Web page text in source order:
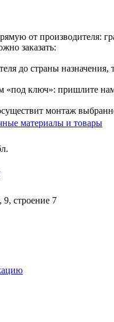
от производителя:
заказать:
до страны
ключ»: пришлите
монтаж
материалы и товары
9, строение 7